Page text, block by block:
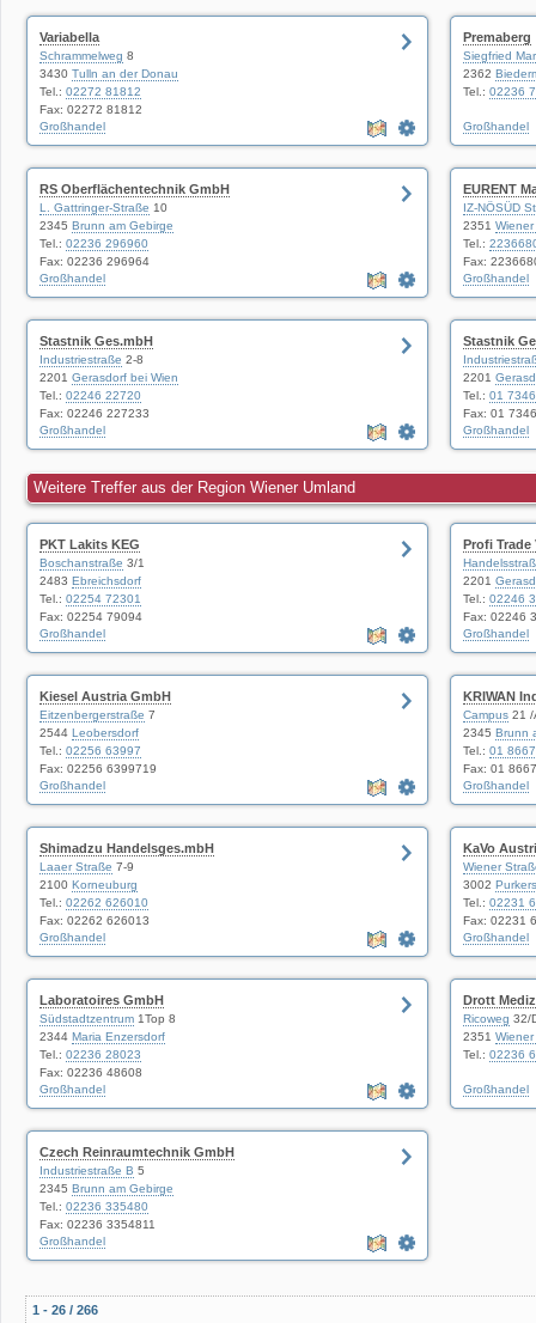
Variabella
Schrammelweg 8
3430 Tulln an der Donau
Tel.: 02272 81812
Fax: 02272 81812
Großhandel
Premaberg
Siegfried
2362
Tel.: 02236
Großhandel
RS Oberflächentechnik GmbH
L. Gattringer-Straße 10
2345 Brunn am Gebirge
Tel.: 02236 296960
Fax: 02236 296964
Großhandel
EURENT
IZ-NÖSÜD
2351
Tel.:
Fax:
Großhandel
Stastnik Ges.mbH
Industriestraße 2-8
2201 Gerasdorf bei Wien
Tel.: 02246 22720
Fax: 02246 227233
Großhandel
Stastnik
2201
Tel.: 01
Fax: 01
Großhandel
Weitere Treffer aus der Region Wiener Umland
PKT Lakits KEG
Boschanstraße 3/1
2483 Ebreichsdorf
Tel.: 02254 72301
Fax: 02254 79094
Großhandel
Profi Trade
2201
Tel.: 02246
Fax: 02246
Großhandel
Kiesel Austria GmbH
Eitzenbergerstraße 7
2544 Leobersdorf
Tel.: 02256 63997
Fax: 02256 6399719
Großhandel
KRIWAN
Campus 21 /
2345 Brunn
Tel.: 01
Fax: 01
Großhandel
Shimadzu Handelsges.mbH
Laaer Straße 7-9
2100 Korneuburg
Tel.: 02262 626010
Fax: 02262 626013
Großhandel
KaVo
Wiener
3002
Tel.: 02231
Fax: 02231
Großhandel
Laboratoires GmbH
Südstadtzentrum 1Top 8
2344 Maria Enzersdorf
Tel.: 02236 28023
Fax: 02236 48608
Großhandel
Drott
Ricoweg 32/
2351
Tel.: 02236
Großhandel
Czech Reinraumtechnik GmbH
Industriestraße B 5
2345 Brunn am Gebirge
Tel.: 02236 335480
Fax: 02236 3354811
Großhandel
1 - 26 / 266